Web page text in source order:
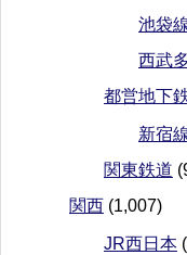
池袋
西武
都営地下
新宿
関東鉄道
関西 (1,007)
JR西日本